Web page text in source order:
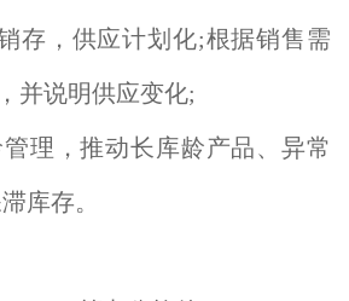
存，供应计划化;根据销售需
并说明供应变化;
理，推动长库龄产品、异常
库存。